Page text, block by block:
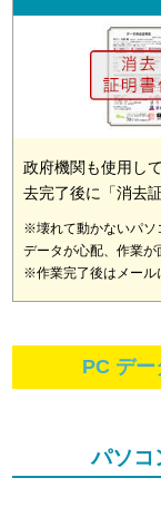
政府機関も使用し
去完了後に「消去
※壊れて動かないパソ
データが心配、作業が
※作業完了後はメール
PC デー
パソコ